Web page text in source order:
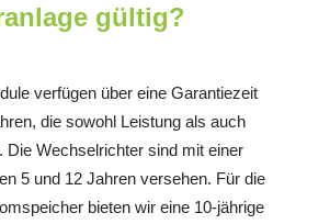
gültig?
verfügen über eine Garantiezeit
die sowohl Leistung als auch
Die Wechselrichter sind mit einer
5 und 12 Jahren versehen. Für die
bieten wir eine 10-jährige